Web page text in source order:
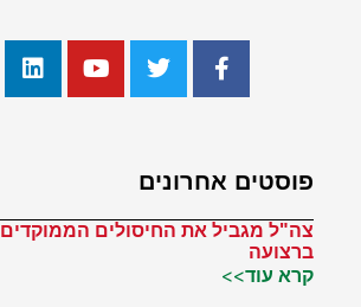
פוסטים אחרונים
צה"ל מגביל את החיסולים הממוקדים
ברצועה
קרא עוד>>